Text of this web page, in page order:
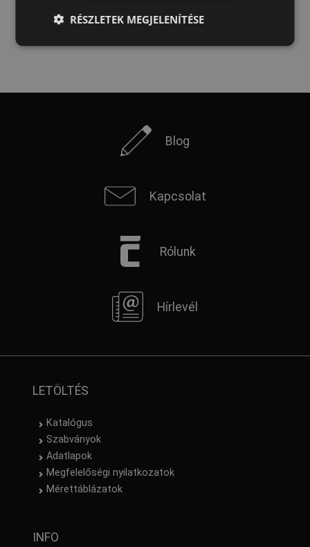
Blog
Kapcsolat
Rólunk
Hírlevél
LETÖLTÉS
Katalógus
Szabványok
Adatlapok
Megfelelőségi nyilatkozatok
Mérettáblázatok
INFO
RÉSZLETEK MEGJELENÍTÉSE